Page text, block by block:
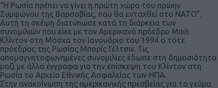
“Η Ρωσία πρέπει να γίνει η πρώτη χώρα του πρώην
Συμφώνου της Βαρσοβίας, που θα ενταχθεί στο ΝΑΤΟ”.
Αυτή τη σκέψη διατύπωσε κατά τη διάρκεια των
συνομιλιών που είχε με τον Αμερικανό πρόεδρο Μπιλ
Κλίντον στη Μόσχα τον Ιανουάριο του 1994 ο τότε
πρόεδρος της Ρωσίας Μπορίς Γέλτσιν. Τις
απομαγνητοφωνημένες συνομιλίες έδωσε στη δημοσιότητα
μαζί με άλλα έγγραφα για την επίσκεψη του Κλίντον στη
Ρωσία το Αρχείο Εθνικής Ασφαλείας των ΗΠΑ.
Στην ανακοίνωση της αμερικανικής πρεσβείας για το γεύμα